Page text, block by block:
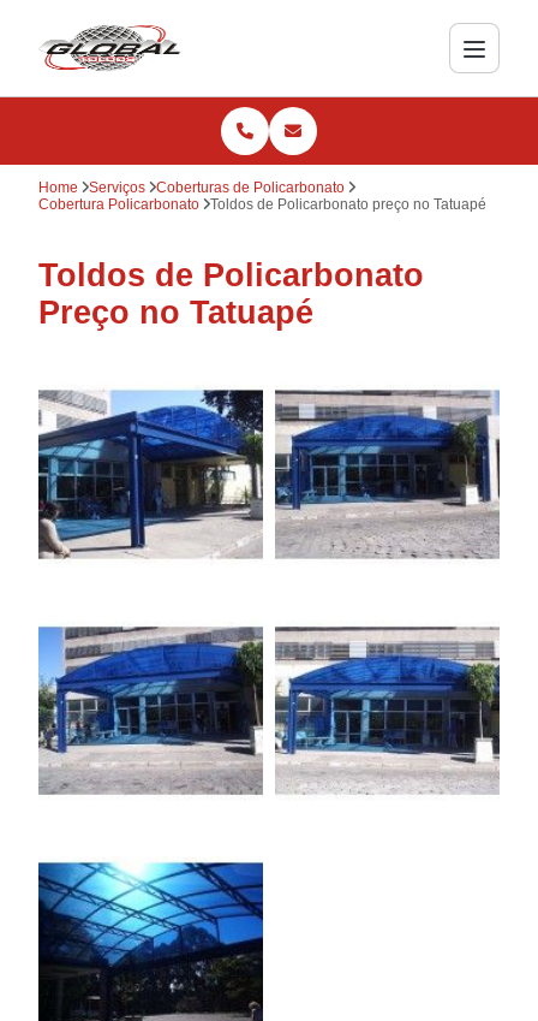
Home Serviços
Coberturas de Policarbonato
Cobertura Policarbonato
Toldos de Policarbonato preço no Tatuapé
Toldos de Policarbonato
Preço no Tatuapé